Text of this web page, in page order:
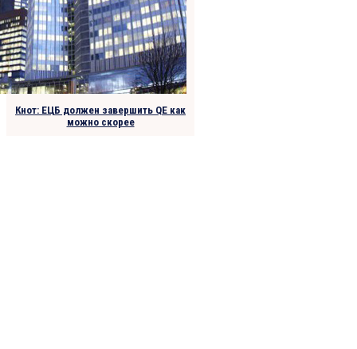
Кнот: ЕЦБ должен завершить QE как
можно скорее